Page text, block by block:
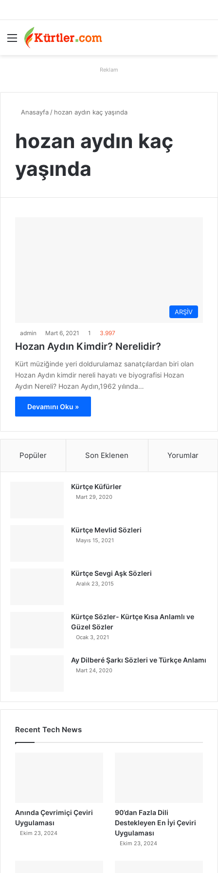
Menü
Reklam
Anasayfa / hozan aydın kaç yaşında
hozan aydın kaç
yaşında
ARŞİV
admin Mart 6, 2021 1 3.997
Hozan Aydın Kimdir? Nerelidir?
Kürt müziğinde yeri doldurulamaz sanatçılardan biri olan
Hozan Aydın kimdir nereli hayatı ve biyografisi Hozan
Aydın Nereli? Hozan Aydın,1962 yılında…
Devamını Oku »
Popüler Son Eklenen Yorumlar
Kürtçe Küfürler
Mart 29, 2020
Kürtçe Mevlid Sözleri
Mayıs 15, 2021
Kürtçe Sevgi Aşk Sözleri
Aralık 23, 2015
Kürtçe Sözler- Kürtçe Kısa Anlamlı ve
Güzel Sözler
Ocak 3, 2021
Ay Dilberé Şarkı Sözleri ve Türkçe Anlamı
Mart 24, 2020
Recent Tech News
Anında Çevrimiçi Çeviri
Uygulaması
Ekim 23, 2024
90’dan Fazla Dili
Destekleyen En İyi Çeviri
Uygulaması
Ekim 23, 2024